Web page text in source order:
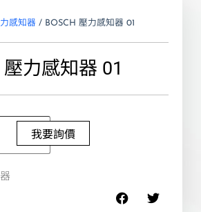
感知器 / BOSCH 壓力感知器 01
壓力感知器 01
我要詢價